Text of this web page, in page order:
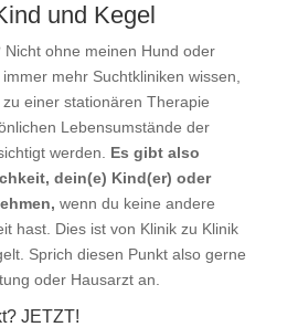
und Kegel
ohne meinen Hund oder
mehr Suchtkliniken wissen,
einer stationären Therapie
Lebensumstände der
werden. Es gibt also
dein(e) Kind(er) oder
wenn du keine andere
hast. Dies ist von Klinik zu Klinik
Sprich diesen Punkt also gerne
oder Hausarzt an.
JETZT!